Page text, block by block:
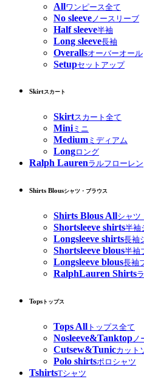
Allワンピース全て
No sleeve ノースリーブ
Half sleeve半袖
Long sleeve長袖
Overallsオーバーオール
Setupセットアップ
Skirtスカート
Skirtスカート全て
Miniミニ
Medium ミディアム
Longロング
Ralph Laurenラルフローレン
Shirts Blousシャツ・ブラウス
Shirts Blous Allシャツ
Shortsleeve shirts半袖
Longsleeve shirts長袖
Shortsleeve blous半袖
Longsleeve blous長袖
RalphLauren Shirts
Tops トップス
Tops All トップス全て
Nosleeve&Tanktopノ
Cutsew&Tunicカット
Polo shirtsポロシャツ
TshirtsTシャツ